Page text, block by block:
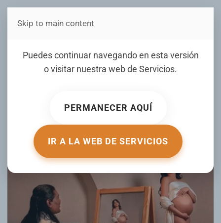
Estás en Telenord Medios
Puedes continuar navegando en esta versión
o visitar nuestra web de Servicios.
PERMANECER AQUÍ
IR A LA WEB DE SERVICIOS
Skip to main content
Omega “El Fuerte” anuncia
la llegada de una nueva
llegando a nuestras vidas”
ESCRITO POR DEULTIMOMINUTO.NET EL 21 MARZO 2026
PUBLICADO EN
FARANDULA.